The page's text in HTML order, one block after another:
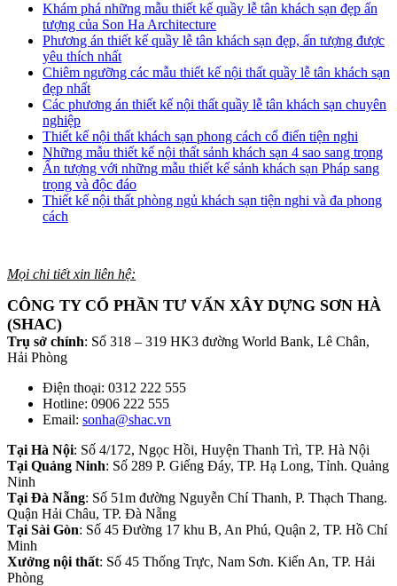
Khám phá những mẫu thiết kế quầy lễ tân khách sạn đẹp ấn
tượng của Son Ha Architecture
Phương án thiết kế quầy lễ tân khách sạn đẹp, ấn tượng được
yêu thích nhất
Chiêm ngưỡng các mẫu thiết kế nội thất quầy lễ tân khách sạn
đẹp nhất
Các phương án thiết kế nội thất quầy lễ tân khách sạn chuyên
nghiệp
Thiết kế nội thất khách sạn phong cách cổ điển tiện nghi
Những mẫu thiết kế nội thất sảnh khách sạn 4 sao sang trọng
Ấn tượng với những mẫu thiết kế sảnh khách sạn Pháp sang
trọng và độc đáo
Thiết kế nội thất phòng ngủ khách sạn tiện nghi và đa phong
cách
Mọi chi tiết xin liên hệ:
CÔNG TY CỔ PHẦN TƯ VẤN XÂY DỰNG SƠN HÀ
(SHAC)
Trụ sở chính: Số 318 – 319 HK3 đường World Bank, Lê Chân,
Hải Phòng
Điện thoại: 0312 222 555
Hotline: 0906 222 555
Email: sonha@shac.vn
Tại Hà Nội: Số 4/172, Ngọc Hồi, Huyện Thanh Trì, TP. Hà Nội
Tại Quảng Ninh: Số 289 P. Giếng Đáy, TP. Hạ Long, Tỉnh. Quảng
Ninh
Tại Đà Nẵng: Số 51m đường Nguyễn Chí Thanh, P. Thạch Thang.
Quận Hải Châu, TP. Đà Nẵng
Tại Sài Gòn: Số 45 Đường 17 khu B, An Phú, Quận 2, TP. Hồ Chí
Minh
Xưởng nội thất: Số 45 Thống Trực, Nam Sơn. Kiến An, TP. Hải
Phòng